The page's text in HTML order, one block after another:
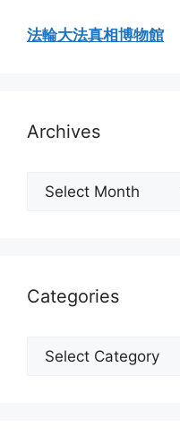
法輪大法真相博物館
Archives
Archives
Categories
Categories